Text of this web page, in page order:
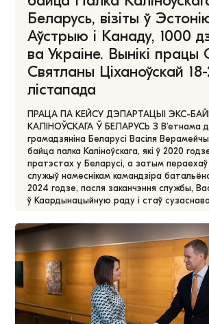
Беларусь, візіты ў
Аўстрыю і Канаду, 1000
ва Украіне. Вынікі працы
Святланы Ціханоўскай
лістапада
ПРАЦА ПА КЕЙСУ ДЭПАРТАЦЫІ ЭКС-
КАЛІНОЎСКАГА Ў БЕЛАРУСЬ З В’етнама
грамадзяніна Беларусі Васіля
байца палка Каліноўскага, які ў 2020
пратэстах у Беларусі, а затым пераехаў
служыў намеснікам камандзіра
2024 годзе, пасля заканчэння службы,
ў Каардынацыйную раду і стаў